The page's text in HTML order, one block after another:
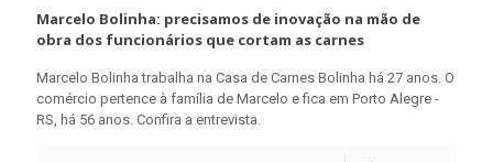
Marcelo Bolinha: precisamos de inovação na mão de
obra dos funcionários que cortam as carnes
Marcelo Bolinha trabalha na Casa de Carnes Bolinha há 27 anos. O
comércio pertence à família de Marcelo e fica em Porto Alegre -
RS, há 56 anos. Confira a entrevista.